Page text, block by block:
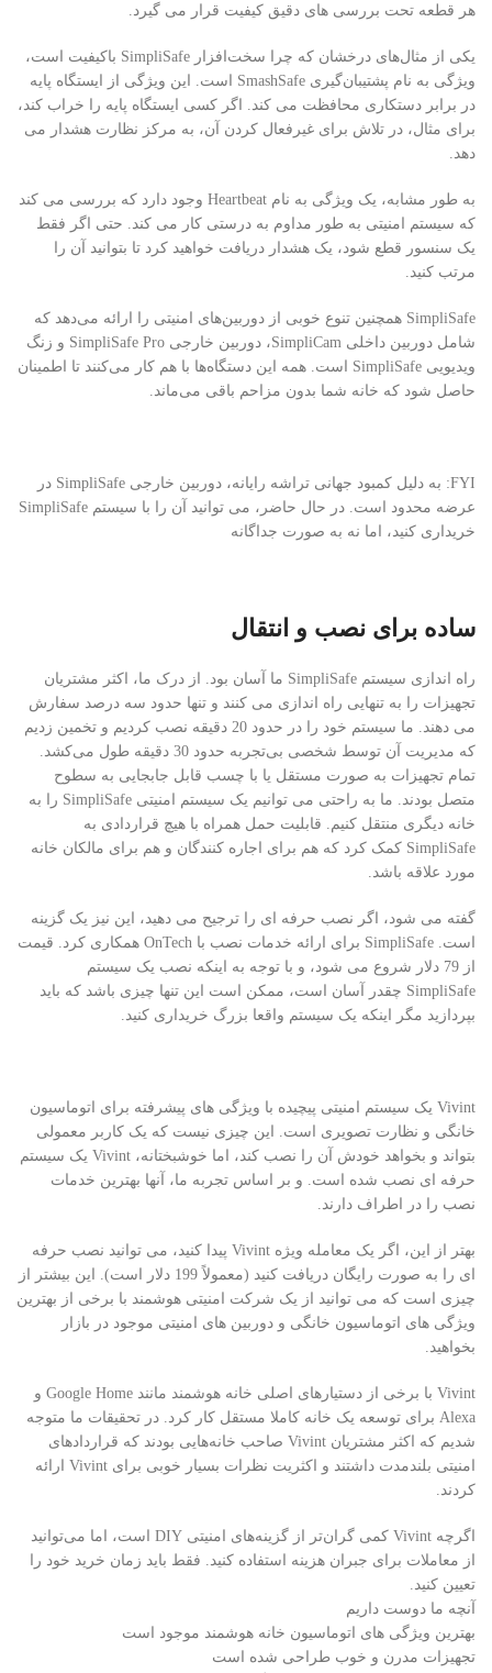
هر قطعه تحت بررسی های دقیق کیفیت قرار می گیرد.
یکی از مثال‌های درخشان که چرا سخت‌افزار SimpliSafe باکیفیت است،
ویژگی به نام پشتیبان‌گیری SmashSafe است. این ویژگی از ایستگاه پایه
در برابر دستکاری محافظت می کند. اگر کسی ایستگاه پایه را خراب کند،
برای مثال، در تلاش برای غیرفعال کردن آن، به مرکز نظارت هشدار می
دهد.
به طور مشابه، یک ویژگی به نام Heartbeat وجود دارد که بررسی می کند
که سیستم امنیتی به طور مداوم به درستی کار می کند. حتی اگر فقط
یک سنسور قطع شود، یک هشدار دریافت خواهید کرد تا بتوانید آن را
مرتب کنید.
SimpliSafe همچنین تنوع خوبی از دوربین‌های امنیتی را ارائه می‌دهد که
شامل دوربین داخلی SimpliCam، دوربین خارجی SimpliSafe Pro و زنگ
ویدیویی SimpliSafe است. همه این دستگاه‌ها با هم کار می‌کنند تا اطمینان
حاصل شود که خانه شما بدون مزاحم باقی می‌ماند.
FYI: به دلیل کمبود جهانی تراشه رایانه، دوربین خارجی SimpliSafe در
عرضه محدود است. در حال حاضر، می توانید آن را با سیستم SimpliSafe
خریداری کنید، اما نه به صورت جداگانه
ساده برای نصب و انتقال
راه اندازی سیستم SimpliSafe ما آسان بود. از درک ما، اکثر مشتریان
تجهیزات را به تنهایی راه اندازی می کنند و تنها حدود سه درصد سفارش
می دهند. ما سیستم خود را در حدود 20 دقیقه نصب کردیم و تخمین زدیم
که مدیریت آن توسط شخصی بی‌تجربه حدود 30 دقیقه طول می‌کشد.
تمام تجهیزات به صورت مستقل یا با چسب قابل جابجایی به سطوح
متصل بودند. ما به راحتی می توانیم یک سیستم امنیتی SimpliSafe را به
خانه دیگری منتقل کنیم. قابلیت حمل همراه با هیچ قراردادی به
SimpliSafe کمک کرد که هم برای اجاره کنندگان و هم برای مالکان خانه
مورد علاقه باشد.
گفته می شود، اگر نصب حرفه ای را ترجیح می دهید، این نیز یک گزینه
است. SimpliSafe برای ارائه خدمات نصب با OnTech همکاری کرد. قیمت
از 79 دلار شروع می شود، و با توجه به اینکه نصب یک سیستم
SimpliSafe چقدر آسان است، ممکن است این تنها چیزی باشد که باید
بپردازید مگر اینکه یک سیستم واقعا بزرگ خریداری کنید.
Vivint یک سیستم امنیتی پیچیده با ویژگی های پیشرفته برای اتوماسیون
خانگی و نظارت تصویری است. این چیزی نیست که یک کاربر معمولی
بتواند و بخواهد خودش آن را نصب کند، اما خوشبختانه، Vivint یک سیستم
حرفه ای نصب شده است. و بر اساس تجربه ما، آنها بهترین خدمات
نصب را در اطراف دارند.
بهتر از این، اگر یک معامله ویژه Vivint پیدا کنید، می توانید نصب حرفه
ای را به صورت رایگان دریافت کنید (معمولاً 199 دلار است). این بیشتر از
چیزی است که می توانید از یک شرکت امنیتی هوشمند با برخی از بهترین
ویژگی های اتوماسیون خانگی و دوربین های امنیتی موجود در بازار
بخواهید.
Vivint با برخی از دستیارهای اصلی خانه هوشمند مانند Google Home و
Alexa برای توسعه یک خانه کاملا مستقل کار کرد. در تحقیقات ما متوجه
شدیم که اکثر مشتریان Vivint صاحب خانه‌هایی بودند که قراردادهای
امنیتی بلندمدت داشتند و اکثریت نظرات بسیار خوبی برای Vivint ارائه
کردند.
اگرچه Vivint کمی گران‌تر از گزینه‌های امنیتی DIY است، اما می‌توانید
از معاملات برای جبران هزینه استفاده کنید. فقط باید زمان خرید خود را
تعیین کنید.
آنچه ما دوست داریم
بهترین ویژگی های اتوماسیون خانه هوشمند موجود است
تجهیزات مدرن و خوب طراحی شده است